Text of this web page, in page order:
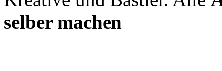
selber machen